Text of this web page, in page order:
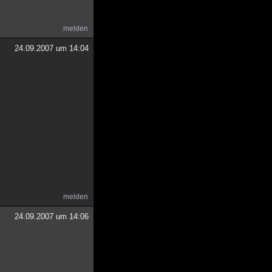
melden
24.09.2007 um 14:04
melden
24.09.2007 um 14:06